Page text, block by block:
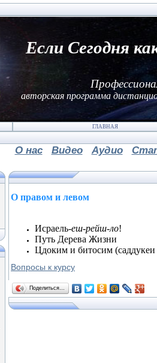
Если Сегодня
авторская программа
ГЛАВНАЯ
О нас Видео Аудио
О правом и левом
Исраель-еш-рейш-ло!
Путь Дерева Жизни
Цдоким и битосим (саддукеи
Вопросы к курсу
Поделиться…